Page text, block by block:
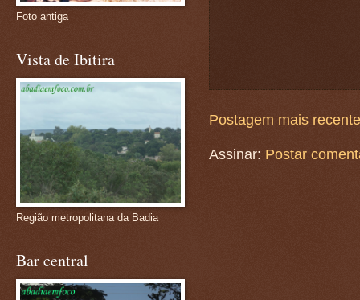
Postagem mais recente
Assinar: Postar
Foto antiga
Vista de Ibitira
Região metropolitana da Badia
Bar central